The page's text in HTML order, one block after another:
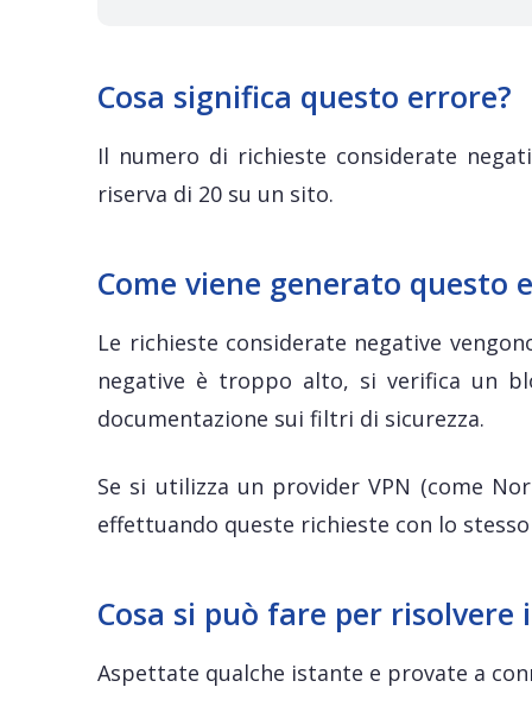
Cosa significa questo errore?
Il numero di richieste considerate
riserva di 20 su un sito.
Come viene generato questo
Le richieste considerate negative
negative è troppo alto, si verifica un
documentazione sui filtri di sicurezza.
Se si utilizza un provider VPN (come
effettuando queste richieste con lo
Cosa si può fare per risolvere
Aspettate qualche istante e provate a